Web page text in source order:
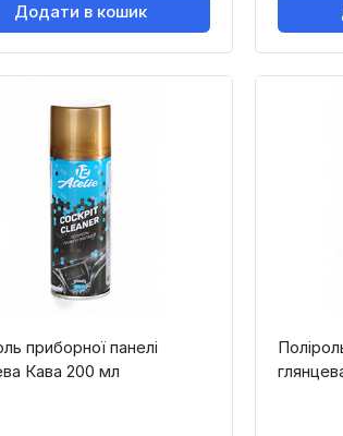
Додати в кошик
приборної панелі
Кава 200 мл